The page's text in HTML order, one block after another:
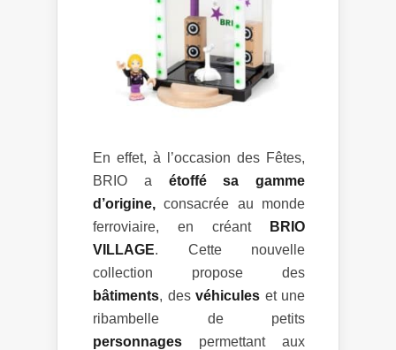
En effet, à l’occasion des Fêtes,
BRIO a étoffé sa gamme
d’origine, consacrée au monde
ferroviaire, en créant
BRIO
VILLAGE. Cette nouvelle
collection propose des
bâtiments, des véhicules et une
ribambelle de petits
personnages permettant aux